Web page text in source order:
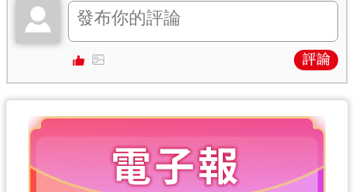
評論